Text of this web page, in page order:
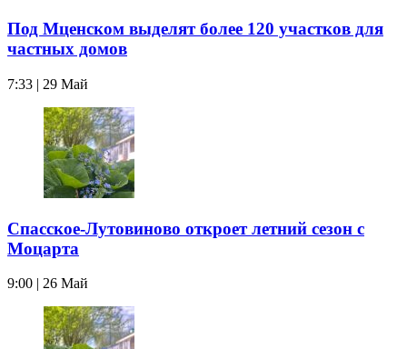
Под Мценском выделят более 120 участков для
частных домов
7:33 | 29 Май
Спасское-Лутовиново откроет летний сезон с
Моцарта
9:00 | 26 Май